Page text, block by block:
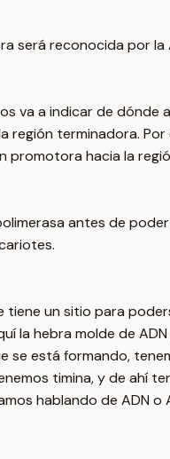
será reconocida por
a indicar de dónde
terminadora.
promotora hacia la
antes de
un sitio para
la hebra molde de
se está formando,
timina, y de ahí
hablando de ADN